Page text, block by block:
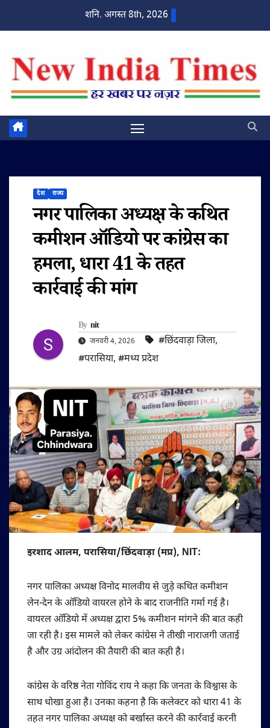
शनि. अगस्त 8th, 2026
देश राज्य
नगर पालिका अध्यक्ष के कथित
कमीशन ऑडियो पर कांग्रेस का
हमला, धारा 41 के तहत
कार्रवाई की मांग
By nit
जनवरी 4, 2026 #छिंदवाड़ा जिला,
#परासिया, #मध्य प्रदेश
इरशाद आलम, परासिया/छिंदवाड़ा (मप्र), NIT:
नगर पालिका अध्यक्ष विनोद मालवीय से जुड़े कथित कमीशन
लेन-देन के ऑडियो वायरल होने के बाद राजनीति गर्मा गई है।
वायरल ऑडियो में अध्यक्ष द्वारा 5% कमीशन मांगने की बात कही
जा रही है। इस मामले को लेकर कांग्रेस ने तीखी नाराजगी जताई
है और उग्र आंदोलन की तैयारी की बात कही है।
कांग्रेस के वरिष्ठ नेता गोविंद राय ने कहा कि जनता के विश्वास के
साथ धोखा हुआ है। उनका कहना है कि कलेक्टर को धारा 41 के
तहत नगर पालिका अध्यक्ष को बर्खास्त करने की कार्रवाई करनी